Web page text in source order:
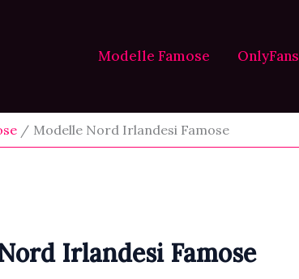
Modelle Famose OnlyFans
Modelle Nord Irlandesi Famose
Irlandesi Famose